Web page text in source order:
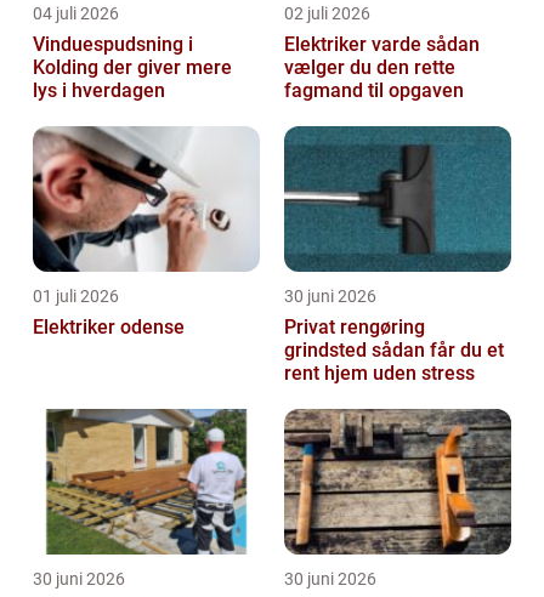
04 juli 2026
Vinduespudsning i
Kolding der giver mere
lys i hverdagen
02 juli 2026
Elektriker varde sådan
vælger du den rette
fagmand til opgaven
01 juli 2026
Elektriker odense
30 juni 2026
Privat rengøring
grindsted sådan får du et
rent hjem uden stress
30 juni 2026 30 juni 2026